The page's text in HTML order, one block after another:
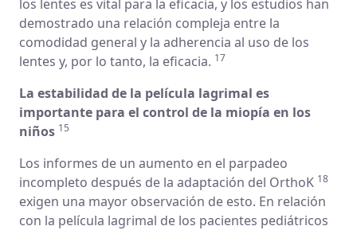
los lentes es vital para la eficacia, y los estudios han
demostrado una relación compleja entre la
comodidad general y la adherencia al uso de los
lentes y, por lo tanto, la eficacia. 17
La estabilidad de la película lagrimal es
importante para el control de la miopía en los
niños 15
Los informes de un aumento en el parpadeo
incompleto después de la adaptación del OrthoK 18
exigen una mayor observación de esto. En relación
con la película lagrimal de los pacientes pediátricos